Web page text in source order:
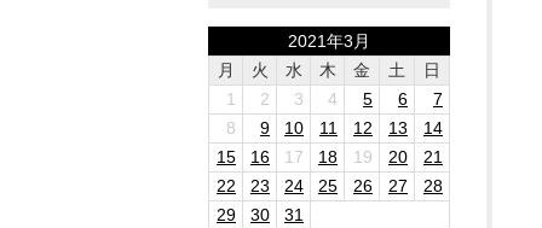
2021年3月
月
火 水 木 金 土
日
1
2 3 4 5 6
7
8
9 10 11 12 13
14
15
16 17 18 19 20
21
22
23 24 25 26 27
28
29
30 31